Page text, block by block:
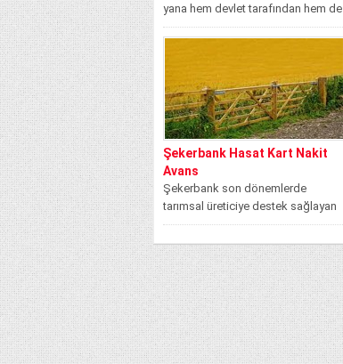
yana hem devlet tarafından hem de
özel girişim bankaları tarafından
Şekerbank Hasat Kart Nakit
Avans
Şekerbank son dönemlerde
tarımsal üreticiye destek sağlayan
bankalar arasında önemli bir yere
sahiptir. Şekerbank tarımsal...